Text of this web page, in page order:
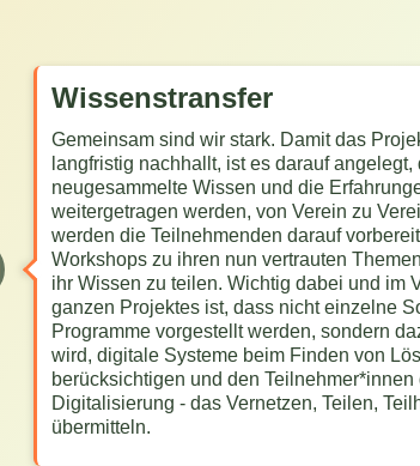
Wissenstransfer
Gemeinsam sind wir stark. Damit das
langfristig nachhallt, ist es darauf angelegt,
neugesammelte Wissen und die
weitergetragen werden, von Verein zu
werden die Teilnehmenden darauf
Workshops zu ihren nun vertrauten
ihr Wissen zu teilen. Wichtig dabei und im
ganzen Projektes ist, dass nicht einzelne
Programme vorgestellt werden, sondern
wird, digitale Systeme beim Finden von
berücksichtigen und den Teilnehmer*innen
Digitalisierung - das Vernetzen, Teilen,
übermitteln.